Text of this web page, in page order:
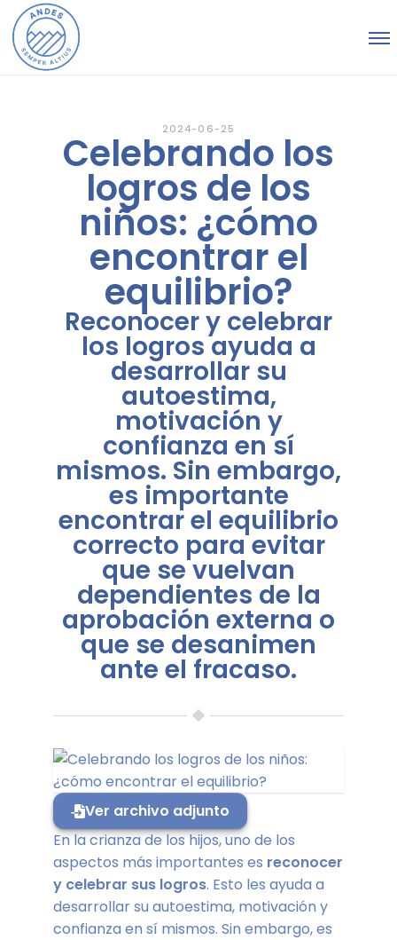
2024-06-25
Celebrando los
logros de los
niños: ¿cómo
encontrar el
equilibrio?
Reconocer y celebrar
los logros ayuda a
desarrollar su
autoestima,
motivación y
confianza en sí
mismos. Sin embargo,
es importante
encontrar el equilibrio
correcto para evitar
que se vuelvan
dependientes de la
aprobación externa o
que se desanimen
ante el fracaso.
Ver archivo adjunto
En la crianza de los hijos, uno de los
aspectos más importantes es reconocer
y celebrar sus logros. Esto les ayuda a
desarrollar su autoestima, motivación y
confianza en sí mismos. Sin embargo, es